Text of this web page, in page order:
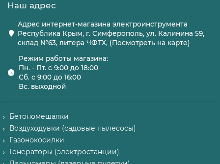
Наш адрес
Адрес интернет-магазина электроинструмента
Республика Крым, г. Симферополь, ул. Калинина 59,
склад №63, литера ЧФТХ, (Посмотреть на карте)
Режим работы магазина:
Пн. - Пт. с 9:00 до 18:00
Сб. с 9:00 до 16:00
Вс. выходной
Бетономешалки
Воздуходувки (садовые пылесосы)
Газонокосилки
Генераторы (электростанции)